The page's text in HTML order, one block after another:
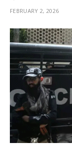
FEBRUARY 2, 2026